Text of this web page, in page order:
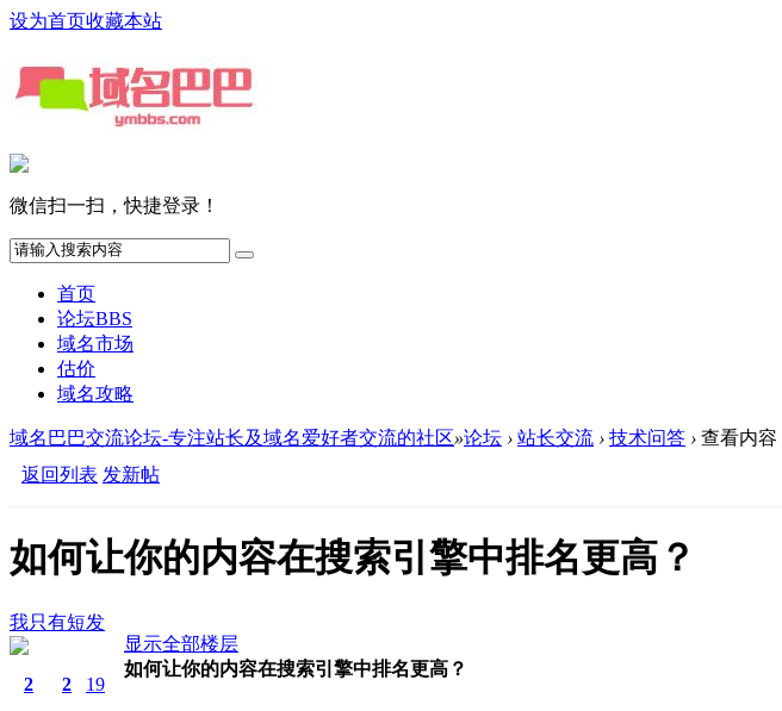
设为首页收藏本站
微信扫一扫，快捷登录！
首页
论坛BBS
域名市场
估价
域名攻略
域名巴巴交流论坛-专注站长及域名爱好者交流的社区»论坛 › 站长交流 › 技术问答 › 查看内容
返回列表 发新帖
如何让你的内容在搜索引擎中排名更高？
我只有短发
2 2 19
显示全部楼层
如何让你的内容在搜索引擎中排名更高？